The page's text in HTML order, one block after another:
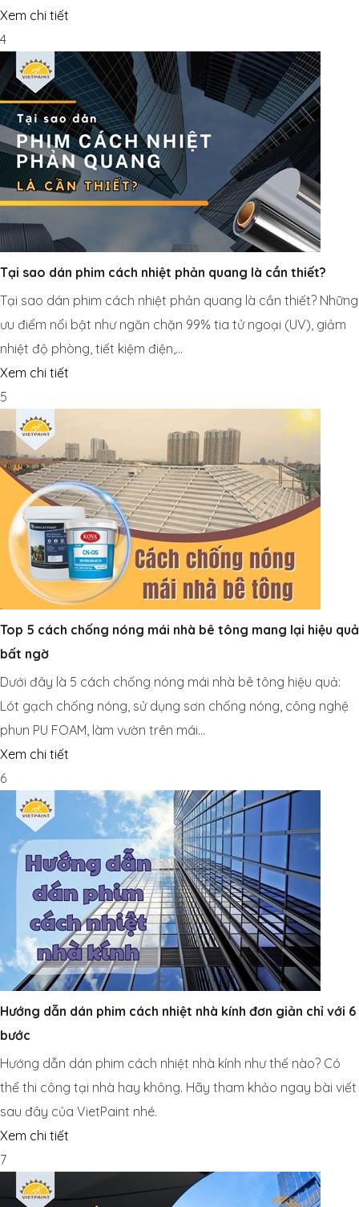
Xem chi tiết
4
Tại sao dán phim cách nhiệt phản quang là cần thiết?
Tại sao dán phim cách nhiệt phản quang là cần thiết? Những
ưu điểm nổi bật như ngăn chặn 99% tia tử ngoại (UV), giảm
nhiệt độ phòng, tiết kiệm điện,...
Xem chi tiết
5
Top 5 cách chống nóng mái nhà bê tông mang lại hiệu quả
bất ngờ
Dưới đây là 5 cách chống nóng mái nhà bê tông hiệu quả:
Lót gạch chống nóng, sử dụng sơn chống nóng, công nghệ
phun PU FOAM, làm vườn trên mái…
Xem chi tiết
6
Hướng dẫn dán phim cách nhiệt nhà kính đơn giản chỉ với 6
bước
Hướng dẫn dán phim cách nhiệt nhà kính như thế nào? Có
thể thi công tại nhà hay không. Hãy tham khảo ngay bài viết
sau đây của VietPaint nhé.
Xem chi tiết
7